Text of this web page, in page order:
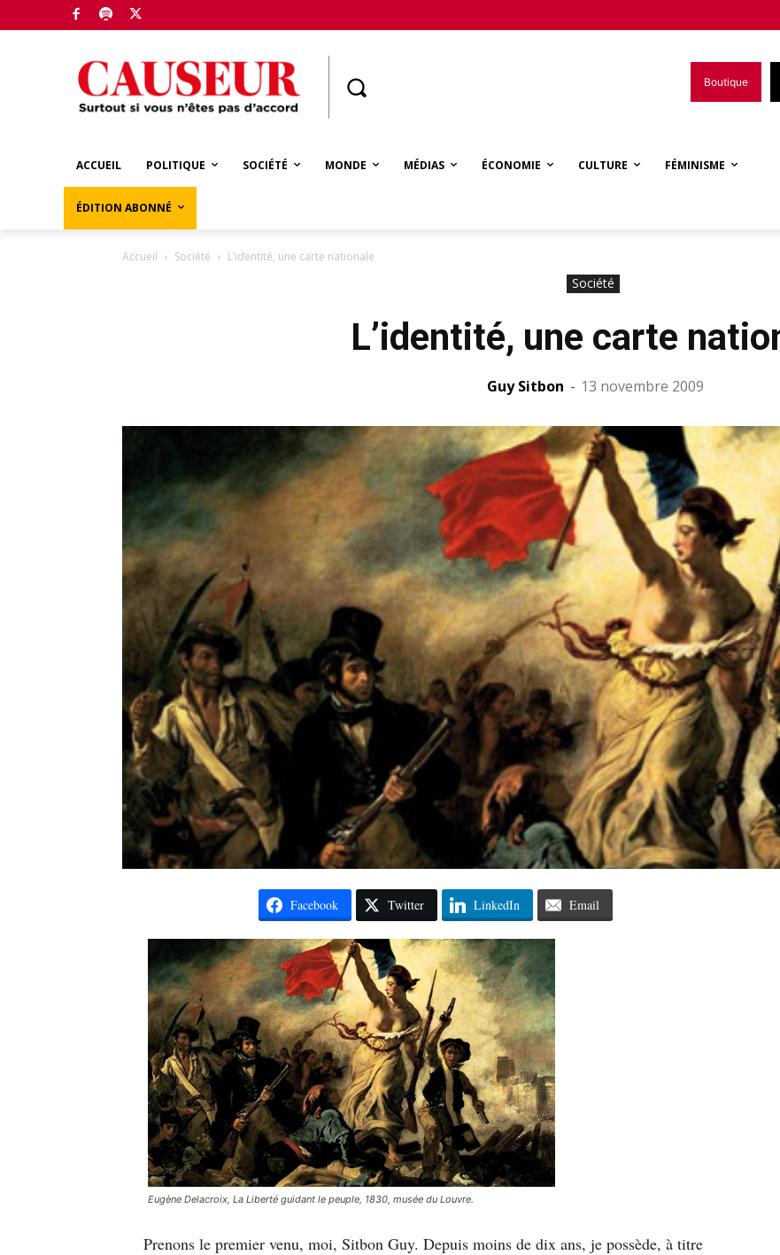
Boutique
ACCUEIL POLITIQUE SOCIÉTÉ MONDE MÉDIAS ÉCONOMIE CULTURE FÉMINISME
ÉDITION ABONNÉ
Accueil Société L’identité, une carte nationale
Société
L’identité, une carte
Guy Sitbon - 13 novembre 2009
Facebook Twitter LinkedIn Email
Eugène Delacroix, La Liberté guidant le peuple, 1830, musée du Louvre.
Prenons le premier venu, moi, Sitbon Guy. Depuis moins de dix ans, je possède, à titre